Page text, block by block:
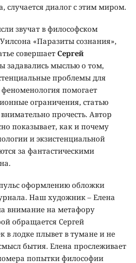
случается диалог с этим миром.
звучат в философском
«Паразиты сознания»,
совершает Сергей
задавались мыслью о том,
проблемы для
помогает
ограничения, статью
прочесть. Автор
показывает, как и почему
и экзистенциальной
за фантастическими
оформлению обложки
Наш художник – Елена
внимание на метафору
обращается Сергей
в лодке плывет в тумане и не
бытия. Елена прослеживает
попытки философии